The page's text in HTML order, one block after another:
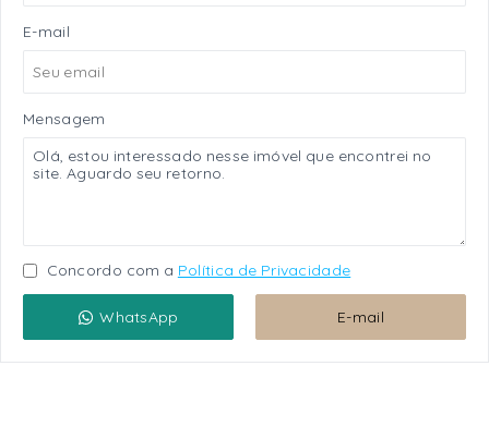
E-mail
Mensagem
Concordo com a Política de Privacidade
WhatsApp E-mail